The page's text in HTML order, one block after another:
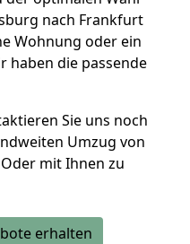
nach Frankfurt
Wohnung oder ein
haben die passende
Sie uns noch
Umzug von
mit Ihnen zu
erhalten